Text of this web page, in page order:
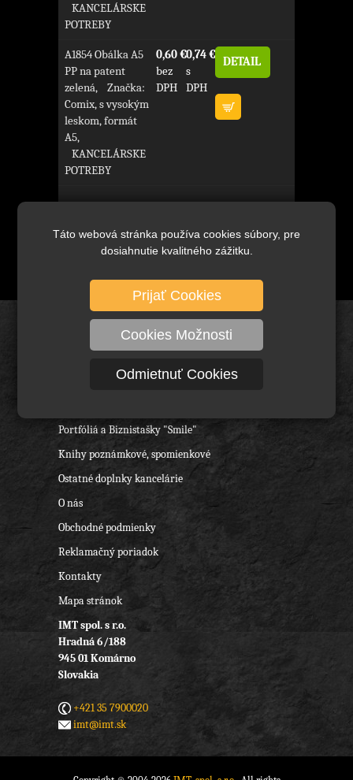
Táto webová stránka používa cookies súbory, pre
dosiahnutie kvalitného zážitku.
Prijať Cookies
Cookies Možnosti
Odmietnuť Cookies
KANCELÁRSKE
POTREBY
A1854 Obálka A5
PP na patent
zelená, Značka:
Comix, s vysokým
leskom, formát
A5,
KANCELÁRSKE
POTREBY
0,60 €
bez
DPH
0,74 €
s
DPH
DETAIL
Svet kalkulačiek "Smile"
Portfóliá a Biznistašky "Smile"
Knihy poznámkové, spomienkové
Ostatné doplnky kancelárie
O nás
Obchodné podmienky
Reklamačný poriadok
Kontakty
Mapa stránok
IMT spol. s r.o.
Hradná 6/188
945 01 Komárno
Slovakia
+421 35 7900020
imt@imt.sk